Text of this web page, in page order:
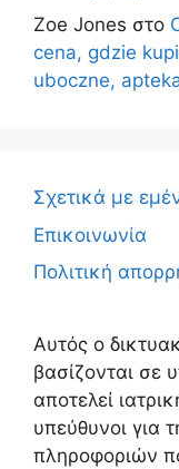
Zoe Jones στο
cena, gdzie
uboczne,
Σχετικά με
Επικοινωνία
Πολιτική
Αυτός ο
βασίζονται σε
αποτελεί
υπεύθυνοι για
πληροφοριών